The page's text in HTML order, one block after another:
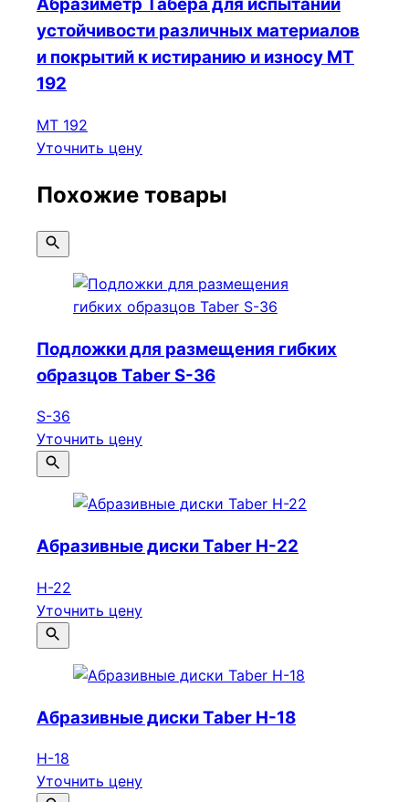
Абразиметр Табера для испытаний
устойчивости различных материалов
и покрытий к истиранию и износу МТ
192
МТ 192
Уточнить цену
Похожие товары
Подложки для размещения гибких
образцов Taber S-36
S-36
Уточнить цену
Абразивные диски Taber Н-22
Н-22
Уточнить цену
Абразивные диски Taber Н-18
Н-18
Уточнить цену